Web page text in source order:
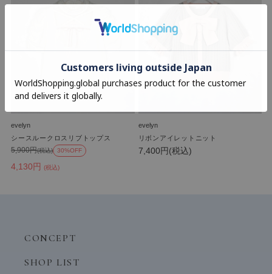
evelyn
シースルークロスリブトップス
4,130円 (税込)
5,900円(税込) 30%OFF
evelyn
リボンアイレットニット
7,400円(税込)
CONCEPT
SHOP LIST